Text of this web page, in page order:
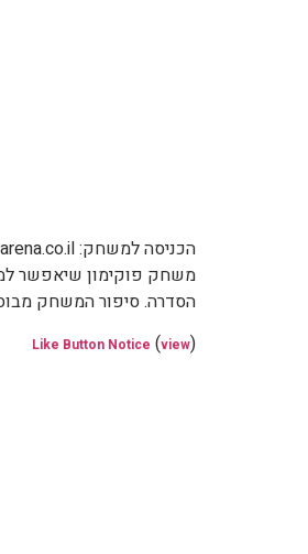
משחק פוקימון שיאפשר
הסדרה. סיפור המשחק
Like Button Notice (view)